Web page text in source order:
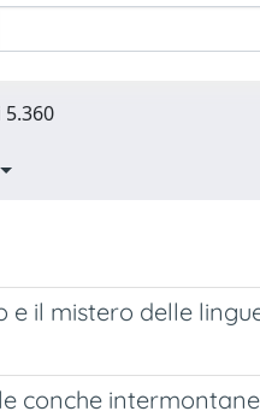
il mistero delle
conche